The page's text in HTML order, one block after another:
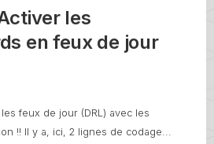
les
en feux de jour
feux de jour (DRL) avec les
!! Il y a, ici, 2 lignes de codage...